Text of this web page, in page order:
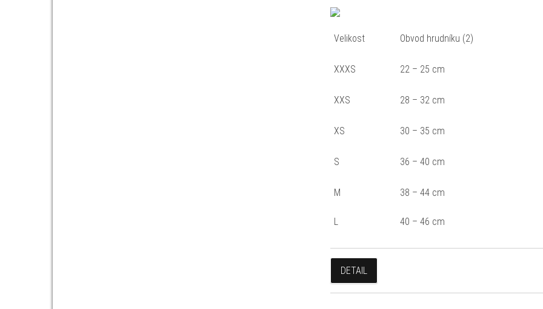
Velikost Obvod hrudníku (2)
XXXS 22 – 25 cm
XXS 28 – 32 cm
XS 30 – 35 cm
S 36 – 40 cm
M 38 – 44 cm
L 40 – 46 cm
DETAIL